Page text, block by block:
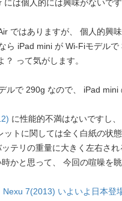
には個人的には興味がないで
ではありますが、 個人的興
ら iPad mini が Wi-Fiモデル
って気がします。
ルで 290g なので、 iPad mini
に性能的不満はないですし、
トに関しては全く白紙の状
テリの重量に大きく左右さ
かと思って、 今回の喧噪を
Nexu 7(2013) いよいよ日本登